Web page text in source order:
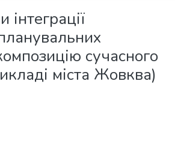
сучасного
міста Жовква)